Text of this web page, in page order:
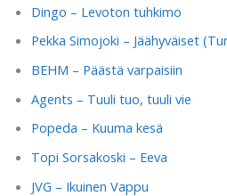
Dingo – Levoton tuhkimo
Pekka Simojoki – Jäähyväiset
BEHM – Päästä varpaisiin
Agents – Tuuli tuo, tuuli vie
Popeda – Kuuma kesä
Topi Sorsakoski – Eeva
JVG – Ikuinen Vappu